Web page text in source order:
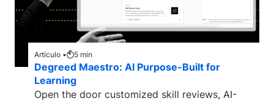
Artículo • 5 min
Degreed Maestro: AI Purpose-Built for
Learning
Open the door customized skill reviews, AI-